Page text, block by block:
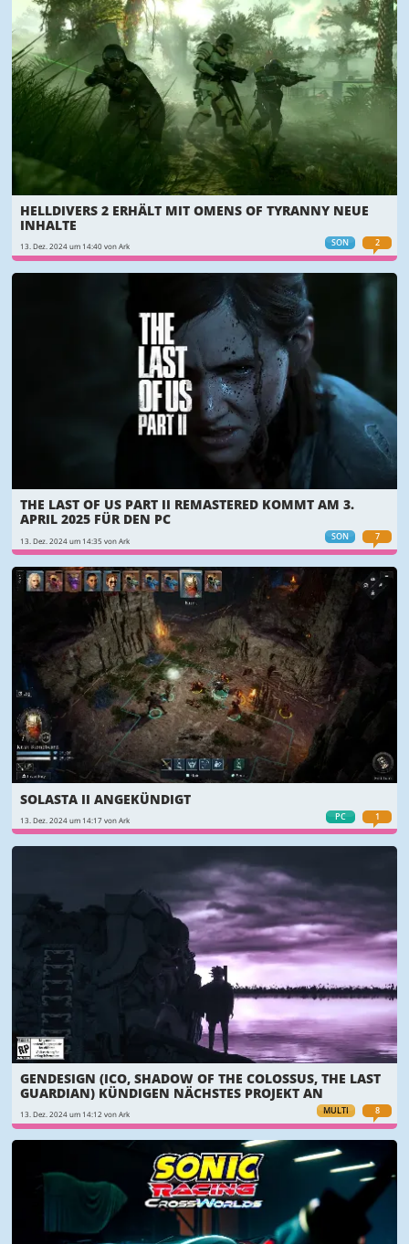
SON 2
HELLDIVERS 2 ERHÄLT MIT OMENS OF TYRANNY NEUE
INHALTE
13. Dez. 2024 um 14:40 von Ark
SON 7
THE LAST OF US PART II REMASTERED KOMMT AM 3.
APRIL 2025 FÜR DEN PC
13. Dez. 2024 um 14:35 von Ark
PC 1
SOLASTA II ANGEKÜNDIGT
13. Dez. 2024 um 14:17 von Ark
MULTI 8
GENDESIGN (ICO, SHADOW OF THE COLOSSUS, THE LAST
GUARDIAN) KÜNDIGEN NÄCHSTES PROJEKT AN
13. Dez. 2024 um 14:12 von Ark